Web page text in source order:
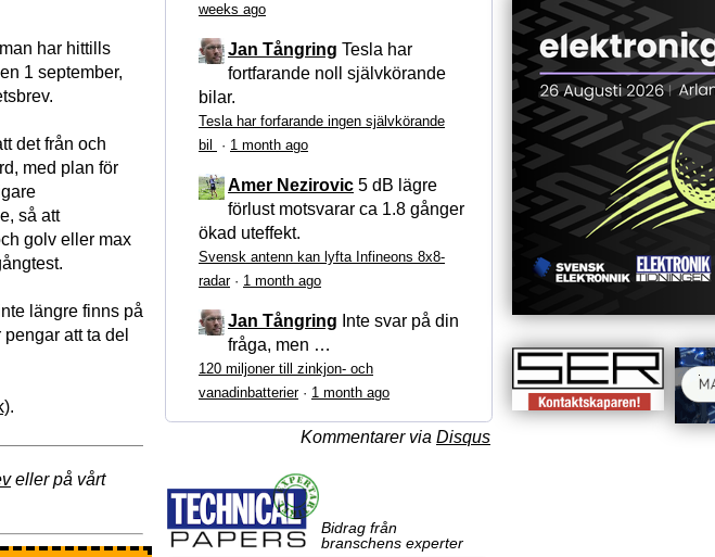
har hittills
1 september,
det från och
med plan för
så att
golv eller max
längre finns på
att ta del
.
eller på vårt
weeks ago
Jan Tångring Tesla har
fortfarande noll självkörande
bilar.
Tesla har forfarande ingen självkörande
bil
· 1 month ago
Amer Nezirovic 5 dB lägre
förlust motsvarar ca 1.8 gånger
ökad uteffekt.
Svensk antenn kan lyfta Infineons 8x8-
radar· 1 month ago
Jan Tångring Inte svar på din
fråga, men …
120 miljoner till zinkjon- och
vanadinbatterier· 1 month ago
Kommentarer via Disqus
Bidrag från
branschens experter